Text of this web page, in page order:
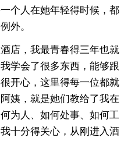
个人在她年轻得时候，都
外。
店，我最青春得三年也就
学会了很多东西，能够跟
开心，这里得每一位都就
姨，就是她们教给了我在
为人、如何处事、如何工
十分得关心，从刚进入酒